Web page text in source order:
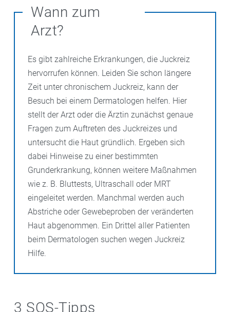
Wann zum
Arzt?
Es gibt zahlreiche Erkrankungen, die Juckreiz
hervorrufen können. Leiden Sie schon längere
Zeit unter chronischem Juckreiz, kann der
Besuch bei einem Dermatologen helfen. Hier
stellt der Arzt oder die Ärztin zunächst genaue
Fragen zum Auftreten des Juckreizes und
untersucht die Haut gründlich. Ergeben sich
dabei Hinweise zu einer bestimmten
Grunderkrankung, können weitere Maßnahmen
wie z. B. Bluttests, Ultraschall oder MRT
eingeleitet werden. Manchmal werden auch
Abstriche oder Gewebeproben der veränderten
Haut abgenommen. Ein Drittel aller Patienten
beim Dermatologen suchen wegen Juckreiz
Hilfe.
3 SOS-Tipps